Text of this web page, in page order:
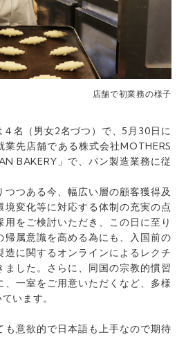
店舗で初業務の様子
名（男女2名づつ）で、5月30日に
業先店舗である株式会社MOTHERS
BAKERY」で、パン製造業務に従
つつある今、幅広い層の顧客獲得及
変化等に対応する体制の充実の点
をご検討いただき、この日に至り
帰属意識を高める為にも、入国前の
に関するオンラインによるレクチ
ました。さらに、同国の宗教的慣習
、一室をご用意いただくなど、多様
います。
も意欲的で日本語も上手なので期待